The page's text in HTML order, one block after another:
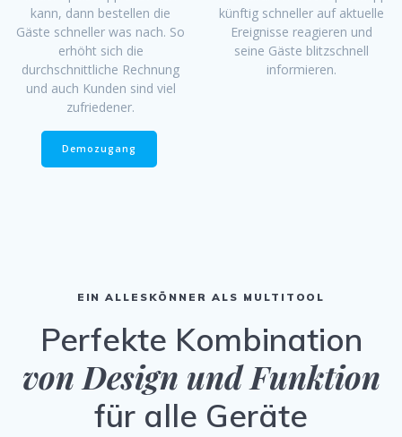
kann, dann bestellen die
Gäste schneller was nach. So
erhöht sich die
durchschnittliche Rechnung
und auch Kunden sind viel
zufriedener.
Demozugang
künftig schneller auf aktuelle
Ereignisse reagieren und
seine Gäste blitzschnell
informieren.
EIN ALLESKÖNNER ALS MULTITOOL
Perfekte Kombination
von Design und Funktion
für alle Geräte